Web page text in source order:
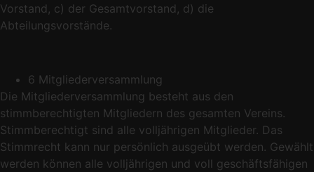
Vorstand, c) der Gesamtvorstand, d) die
Abteilungsvorstände.
6 Mitgliederversammlung
Die Mitgliederversammlung besteht aus den
stimmberechtigten Mitgliedern des gesamten Vereins.
Stimmberechtigt sind alle volljährigen Mitglieder. Das
Stimmrecht kann nur persönlich ausgeübt werden. Gewählt
werden können alle volljährigen und voll geschäftsfähigen